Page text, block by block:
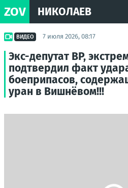
ZOV НИКОЛАЕВ
ВИДЕО 7 июля 2026, 08:17
Экс-депутат ВР,
подтвердил факт
боеприпасов,
уран в Вишнёвом!!!